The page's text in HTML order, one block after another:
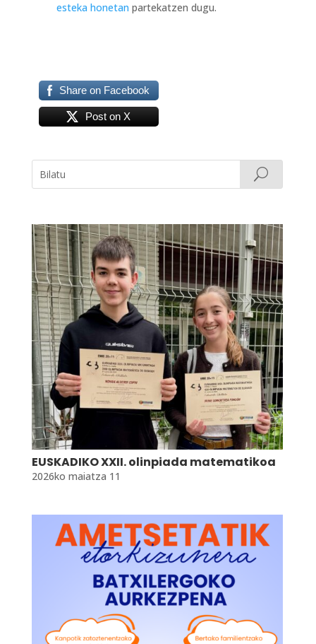
esteka honetan partekatzen dugu.
Share on Facebook
Post on X
EUSKADIKO XXII. olinpiada matematikoa
2026ko maiatza 11